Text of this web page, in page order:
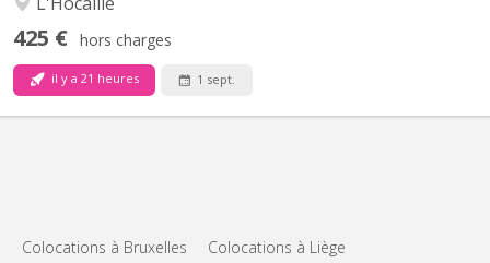
425 € hors charges
il y a 21 heures 1 sept.
Colocations à Bruxelles
Colocations à Liège